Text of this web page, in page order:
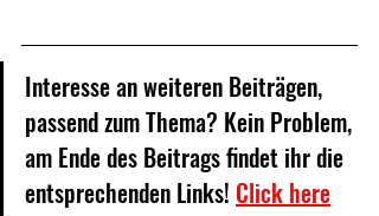
Interesse an weiteren Beiträgen,
passend zum Thema? Kein Problem,
am Ende des Beitrags findet ihr die
entsprechenden Links! Click here